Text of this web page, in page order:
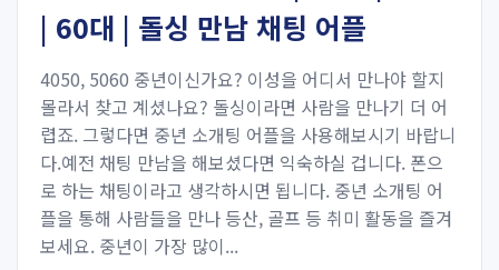
| 60대 | 돌싱 만남 채팅 어플
4050, 5060 중년이신가요? 이성을 어디서 만나야 할지
몰라서 찾고 계셨나요? 돌싱이라면 사람을 만나기 더 어
렵죠. 그렇다면 중년 소개팅 어플을 사용해보시기 바랍니
다.예전 채팅 만남을 해보셨다면 익숙하실 겁니다. 폰으
로 하는 채팅이라고 생각하시면 됩니다. 중년 소개팅 어
플을 통해 사람들을 만나 등산, 골프 등 취미 활동을 즐겨
보세요. 중년이 가장 많이...